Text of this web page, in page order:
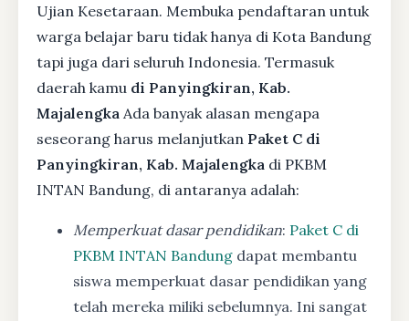
Ujian Kesetaraan. Membuka pendaftaran untuk
warga belajar baru tidak hanya di Kota Bandung
tapi juga dari seluruh Indonesia. Termasuk
daerah kamu di Panyingkiran, Kab.
Majalengka Ada banyak alasan mengapa
seseorang harus melanjutkan Paket C di
Panyingkiran, Kab. Majalengka di PKBM
INTAN Bandung, di antaranya adalah:
Memperkuat dasar pendidikan: Paket C di
PKBM INTAN Bandung dapat membantu
siswa memperkuat dasar pendidikan yang
telah mereka miliki sebelumnya. Ini sangat